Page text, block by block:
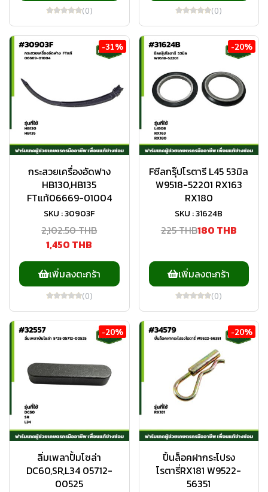
(0) (0)
-31%
กระสวยเครื่องอัดฟาง
HB130,HB135
FTแท้06669-01004
SKU : 30903F
2,102.50 THB
1,450 THB
เพิ่มลงตะกร้า
(0)
-20%
Fซีลกรุ๊ปโรตารี L45 53มิล
W9518-52201 RX163
RX180
SKU : 31624B
225 THB180 THB
เพิ่มลงตะกร้า
(0)
-20%
ลิ่มเพลาปั้มโซล่า
DC60,SR,L34 05712-
00525
-20%
ปิ้นล็อคฝากระโปรง
โรตารี่RX181 W9522-
56351